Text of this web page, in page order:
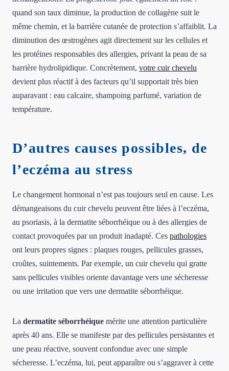
quand son taux diminue, la production de collagène suit le
même chemin, et la barrière cutanée de protection s’affaiblit. La
diminution des œstrogènes agit directement sur les cellules et
les protéines responsables des allergies, privant la peau de sa
barrière hydrolipidique. Concrètement, votre cuir chevelu
devient plus réactif à des facteurs qu’il supportait très bien
auparavant : eau calcaire, shampoing parfumé, variation de
température.
D’autres causes possibles, de
l’eczéma au stress
Le changement hormonal n’est pas toujours seul en cause. Les
démangeaisons du cuir chevelu peuvent être liées à l’eczéma,
au psoriasis, à la dermatite séborrhéique ou à des allergies de
contact provoquées par un produit inadapté. Ces pathologies
ont leurs propres signes : plaques rouges, pellicules grasses,
croûtes, suintements. Par exemple, un cuir chevelu qui gratte
sans pellicules visibles oriente davantage vers une sécheresse
ou une irritation que vers une dermatite séborrhéique.
La dermatite séborrhéique mérite une attention particulière
après 40 ans. Elle se manifeste par des pellicules persistantes et
une peau réactive, souvent confondue avec une simple
sécheresse. L’eczéma, lui, peut apparaître ou s’aggraver à cette